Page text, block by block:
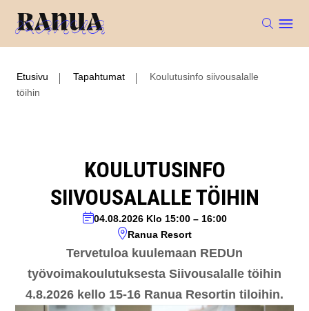
Etusivu Tapahtumat
Koulutusinfo siivousalalle
töihin
KOULUTUSINFO
SIIVOUSALALLE TÖIHIN
04.08.2026 Klo 15:00– 16:00
Ranua Resort
Tervetuloa kuulemaan REDUn
työvoimakoulutuksesta Siivousalalle töihin
4.8.2026 kello 15-16 Ranua Resortin tiloihin.